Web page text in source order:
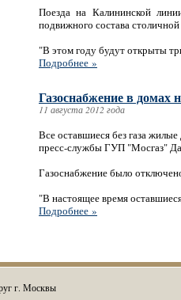
Поезда на Калининской
подвижного состава
"В этом году будут открыты
Подробнее »
Газоснабжение в
11 августа 2012 года
Все оставшиеся без газа
пресс-службы ГУП "Мосгаз"
Газоснабжение было
"В настоящее время
Подробнее »
г. Москвы